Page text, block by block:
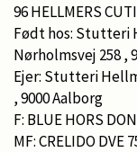
96 HELLMERS
Født hos: Stutteri
Nørholmsvej 258 ,
Ejer: Stutteri
, 9000 Aalborg
F: BLUE HORS
MF: CRELIDO DVE